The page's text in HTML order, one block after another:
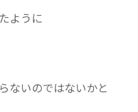
ように
ないのではないかと